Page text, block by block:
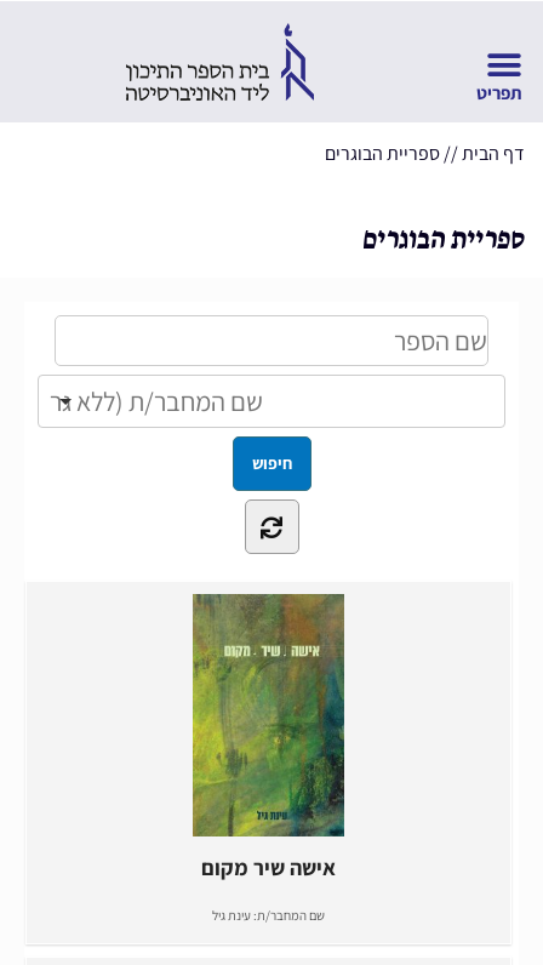
דף הבית//ספריית הבוגרים
ספריית הבוגרים
אישה שיר מקום
שם המחבר/ת:עינת גיל